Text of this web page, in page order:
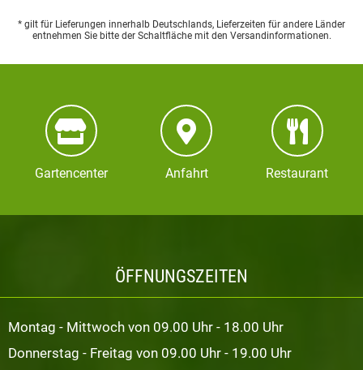
* gilt für Lieferungen innerhalb Deutschlands, Lieferzeiten für andere Länder
entnehmen Sie bitte der Schaltfläche mit den Versandinformationen.
Gartencenter Anfahrt Restaurant
ÖFFNUNGSZEITEN
Montag - Mittwoch von 09.00 Uhr - 18.00 Uhr
Donnerstag - Freitag von 09.00 Uhr - 19.00 Uhr